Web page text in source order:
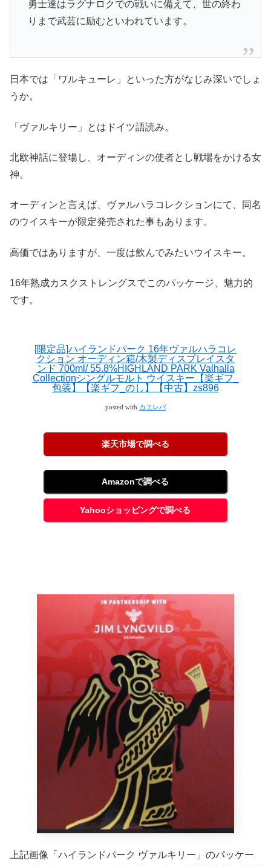
勇士達はラグナロクでの戦いに備えて、世の終わ
りまで武芸に励むといわれています。
日本では「ワルキューレ」といった方がなじみ深いでしょ
うか。
「ヴァルキリー」とはドイツ語読み。
北欧神話に登場し、オーディンの使者とし戦場をかける女
神。
オーディンと言えば、ヴァルハラコレクションにて、同名
のウイスキーが限定発売された事もあります。
高価ではありますが、一度は飲んでみたいウイスキー。
16年熟成カスクストレングスでこのパッケージ、魅力的
です。
[限定品]ハイランドパーク 16年ヴァルハラコレ
クション オーディン箱/木製ディスプレイスタ
ンド 700ml/ 55.8%HIGHLAND PARK Valhalla
Collectionシングルモルト ウイスキー【楽ギフ_
包装】【楽ギフ_のし】【中古】zs896
posted with カエレバ
楽天市場で調べる
Amazonで調べる
Yahooショッピングで調べる
上記画像「ハイランドパーク ヴァルキリー」のパッケー